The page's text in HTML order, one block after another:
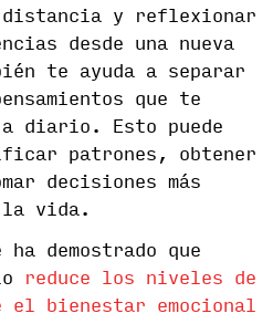
distancia y reflexionar
desde una nueva
te ayuda a separar
que te
a diario. Esto puede
patrones, obtener
decisiones más
la vida.
demostrado que
reduce los niveles de
el bienestar emocional